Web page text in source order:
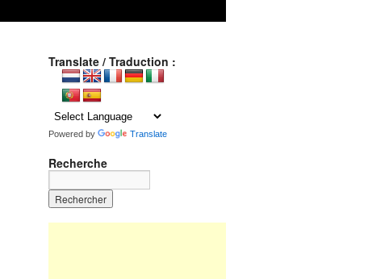
Translate / Traduction :
Powered by Translate
Recherche